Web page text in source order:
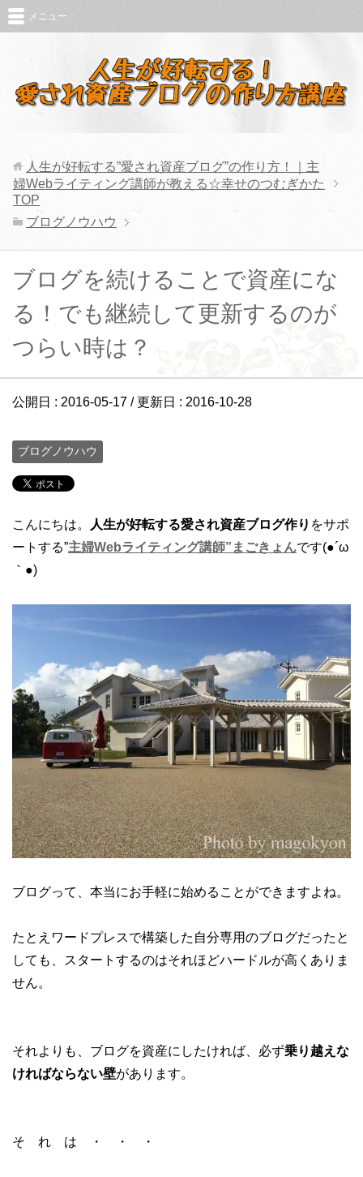
メニュー
人生が好転する”愛され資産ブログ”の作り方！｜主
婦Webライティング講師が教える☆幸せのつむぎかた
TOP
ブログノウハウ
ブログを続けることで資産にな
る！でも継続して更新するのが
つらい時は？
公開日 : 2016-05-17 / 更新日 : 2016-10-28
ブログノウハウ
こんにちは。 人生が好転する愛され資産ブログ作り をサポ
ートする”主婦Webライティング講師”まごきょんです(●´ω
｀●)
ブログって、本当にお手軽に始めることができますよね。
たとえワードプレスで構築した自分専用のブログだったと
しても、スタートするのはそれほどハードルが高くありま
せん。
それよりも、ブログを資産にしたければ、必ず乗り越えな
ければならない壁があります。
そ れ は ・ ・ ・